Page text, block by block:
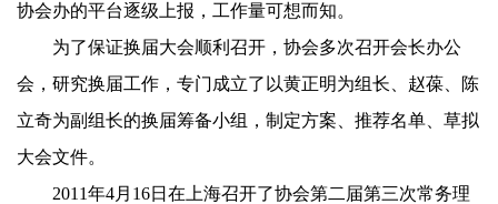
协会办的平台逐级上报，工作量可想而知。
为了保证换届大会顺利召开，协会多次召开会长办公
会，研究换届工作，专门成立了以黄正明为组长、赵葆、陈
立奇为副组长的换届筹备小组，制定方案、推荐名单、草拟
大会文件。
2011年4月 16日 在上海召开了协会第二届第三次常务理